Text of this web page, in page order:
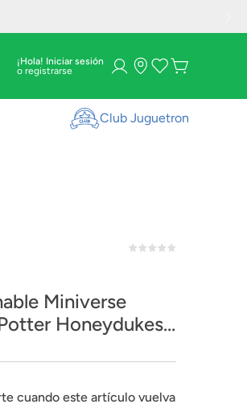
¡Hola! Iniciar sesión
Club Juguetron
Miniverse
Honeydukes
cuando este artículo vuelva